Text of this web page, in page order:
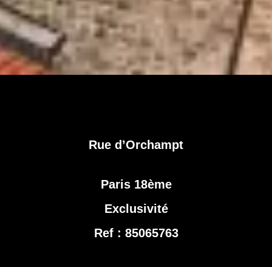
Rue d’Orchampt
Paris 18ème
Exclusivité
Ref : 85065763